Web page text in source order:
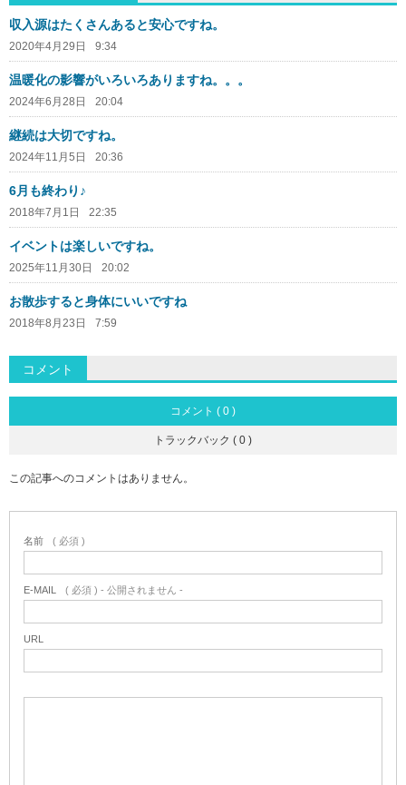
収入源はたくさんあると安心ですね。
2020年4月29日 9:34
温暖化の影響がいろいろありますね。。。
2024年6月28日 20:04
継続は大切ですね。
2024年11月5日 20:36
6月も終わり♪
2018年7月1日 22:35
イベントは楽しいですね。
2025年11月30日 20:02
お散歩すると身体にいいですね
2018年8月23日 7:59
コメント
コメント ( 0 )
トラックバック ( 0 )
この記事へのコメントはありません。
名前 ( 必須 )
E-MAIL ( 必須 ) - 公開されません -
URL